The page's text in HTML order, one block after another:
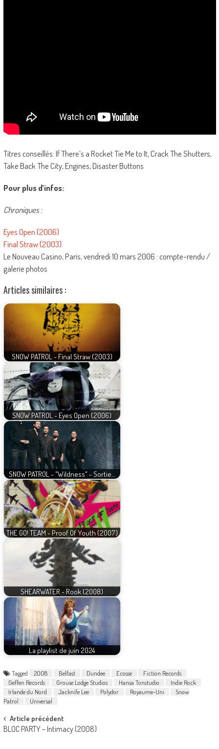
Titres conseillés: If There’s a Rocket Tie Me to It, Crack The Shutters,
Take Back The City, Engines, Disaster Buttons
Pour plus d’infos:
Chroniques :
Eyes Open (2006)
Final Straw (2003)
Le Nouveau Casino, Paris, vendredi 10 mars 2006 : compte-rendu /
galerie photos
Articles similaires :
SNOW PATROL - Final Straw (2003)
SNOW PATROL - Eyes Open (2006)
SNOW PATROL - "Wildness" - Sortie…
THE GO! TEAM - Proof Of Youth (2007)
SHEARWATER - Rook (2008)
La playlist de juin 2024
Tagged 2008 Belfast Dundee Ecosse
Fiction Records
Geffen Records
Grouse Lodge Studios Hansa Tonstudio
Indie Rock
Irlande du Nord
Jacknife Lee Polydor Royaume-Uni
Snow
Patrol
Universal
Post
navigation
Article précédent
BLOC PARTY – Intimacy (2008)